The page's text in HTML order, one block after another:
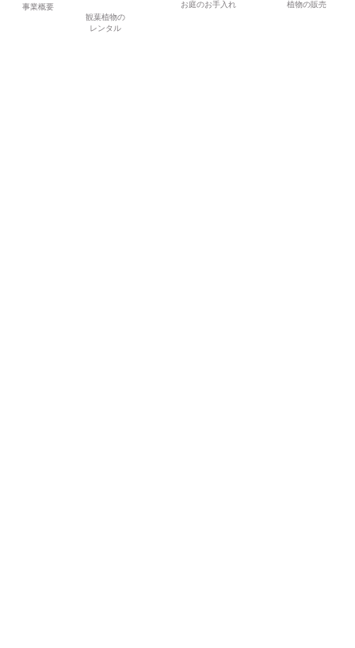
事業概要
観葉植物の
レンタル
お庭のお手入れ 植物の販売